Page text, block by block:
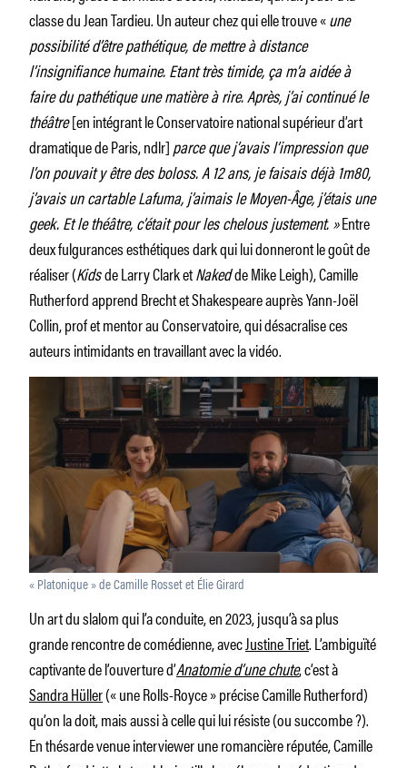
classe du Jean Tardieu. Un auteur chez qui elle trouve «une
possibilité d’être pathétique, de mettre à distance
l’insignifiance humaine. Etant très timide, ça m’a aidée à
faire du pathétique une matière à rire. Après, j’ai continué le
théâtre[en intégrant le Conservatoire national supérieur d’art
dramatique de Paris, ndlr]parce que j’avais l’impression que
l’on pouvait y être des boloss. A 12 ans, je faisais déjà 1m80,
j’avais un cartable Lafuma, j’aimais le Moyen-Âge, j’étais une
geek. Et le théâtre, c’était pour les chelous justement. »Entre
deux fulgurances esthétiques dark qui lui donneront le goût de
réaliser (Kidsde Larry Clark etNakedde Mike Leigh), Camille
Rutherford apprend Brecht et Shakespeare auprès Yann-Joël
Collin, prof et mentor au Conservatoire, qui désacralise ces
auteurs intimidants en travaillant avec la vidéo.
« Platonique » de Camille Rosset et Élie Girard
Un art du slalom qui l’a conduite, en 2023, jusqu’à sa plus
grande rencontre de comédienne, avecJustine Triet. L’ambiguïté
captivante de l’ouverture d’Anatomie d’une chute, c’est à
Sandra Hüller(« une Rolls-Royce » précise Camille Rutherford)
qu’on la doit, mais aussi à celle qui lui résiste (ou succombe ?).
En thésarde venue interviewer une romancière réputée, Camille